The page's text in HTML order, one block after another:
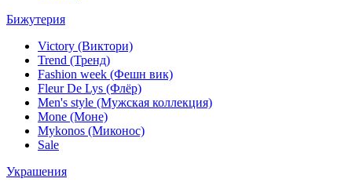
Бижутерия
Victory (Виктори)
Trend (Тренд)
Fashion week (Фешн вик)
Fleur De Lys (Флёр)
Men's style (Мужская коллекция)
Mone (Моне)
Mykonos (Миконос)
Sale
Украшения